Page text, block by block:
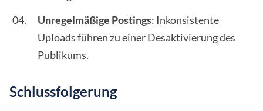
Unregelmäßige Postings: Inkonsistente
Uploads führen zu einer Desaktivierung des
Publikums.
Schlussfolgerung